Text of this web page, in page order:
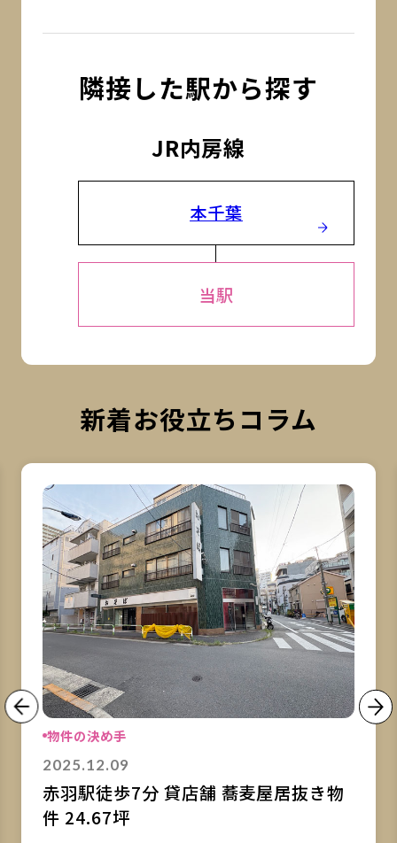
隣接した駅から探す
JR内房線
本千葉
当駅
新着お役立ちコラム
詳細を見る
物件の決め手
2025.12.09
赤羽駅徒歩7分 貸店舗 蕎麦屋居抜き物
件 24.67坪